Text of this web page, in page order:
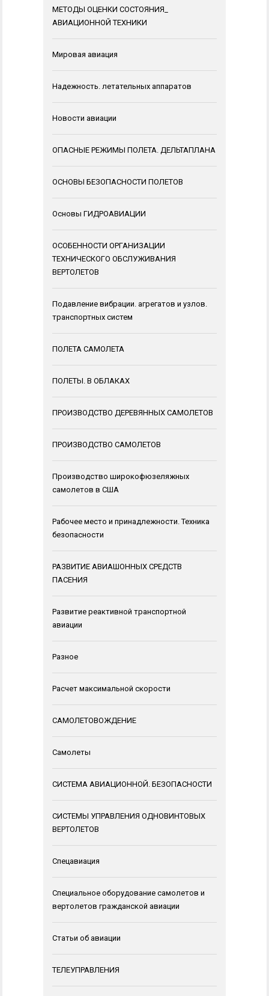
МЕТОДЫ ОЦЕНКИ СОСТОЯНИЯ_
АВИАЦИОННОЙ ТЕХНИКИ
Мировая авиация
Надежность. летательных аппаратов
Новости авиации
ОПАСНЫЕ РЕЖИМЫ ПОЛЕТА. ДЕЛЬТАПЛАНА
ОСНОВЫ БЕЗОПАСНОСТИ ПОЛЕТОВ
Основы ГИДРОАВИАЦИИ
ОСОБЕННОСТИ ОРГАНИЗАЦИИ
ТЕХНИЧЕСКОГО ОБСЛУЖИВАНИЯ
ВЕРТОЛЕТОВ
Подавление вибрации. агрегатов и узлов.
транспортных систем
ПОЛЕТА САМОЛЕТА
ПОЛЕТЫ. В ОБЛАКАХ
ПРОИЗВОДСТВО ДЕРЕВЯННЫХ САМОЛЕТОВ
ПРОИЗВОДСТВО САМОЛЕТОВ
Производство широкофюзеляжных
самолетов в США
Рабочее место и принадлежности. Техника
безопасности
РАЗВИТИЕ АВИАШОННЫХ СРЕДСТВ
ПАСЕНИЯ
Развитие реактивной транспортной
авиации
Разное
Расчет максимальной скорости
САМОЛЕТОВОЖДЕНИЕ
Самолеты
СИСТЕМА АВИАЦИОННОЙ. БЕЗОПАСНОСТИ
СИСТЕМЫ УПРАВЛЕНИЯ ОДНОВИНТОВЫХ
ВЕРТОЛЕТОВ
Спецавиация
Специальное оборудование самолетов и
вертолетов гражданской авиации
Статьи об авиации
ТЕЛЕУПРАВЛЕНИЯ